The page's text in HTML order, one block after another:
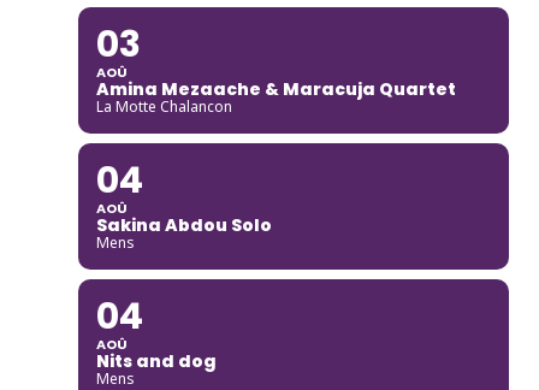
03
AOÛ
Amina Mezaache & Maracuja Quartet
La Motte Chalancon
04
AOÛ
Sakina Abdou Solo
Mens
04
AOÛ
Nits and dog
Mens